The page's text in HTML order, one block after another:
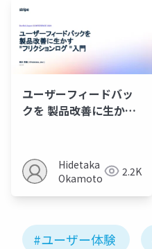
ユーザーフィードバッ
クを 製品改善に生かす
Hidetaka
Okamoto
2.2K
#ユーザー体験